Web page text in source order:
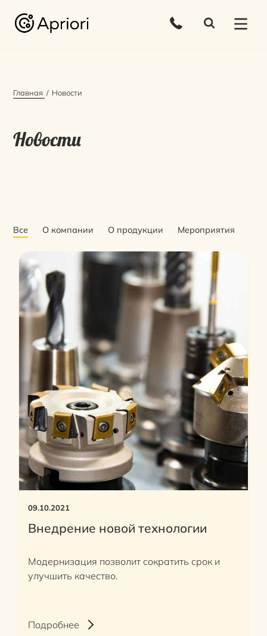
Главная Новости
Новости
Все О компании О продукции Мероприятия
09.10.2021
Внедрение новой технологии
Модернизация позволит сократить срок и
улучшить качество.
Подробнее